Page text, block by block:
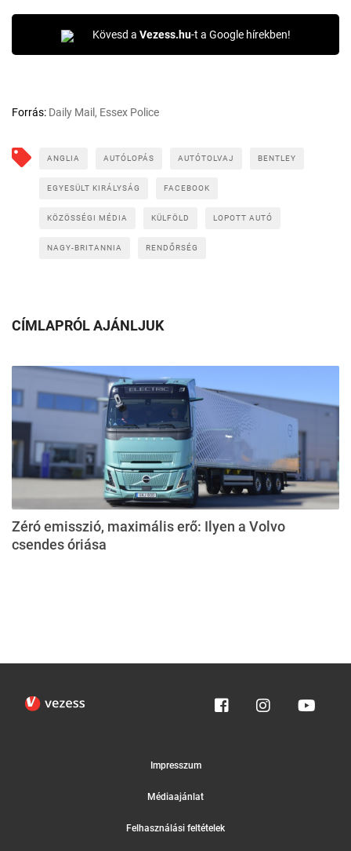
Kövesd a Vezess.hu-t a Google hírekben!
Forrás: Daily Mail, Essex Police
ANGLIA AUTÓLOPÁS AUTÓTOLVAJ BENTLEY
EGYESÜLT KIRÁLYSÁG FACEBOOK
KÖZÖSSÉGI MÉDIA KÜLFÖLD LOPOTT AUTÓ
NAGY-BRITANNIA RENDŐRSÉG
CÍMLAPRÓL AJÁNLJUK
Zéró emisszió, maximális erő: Ilyen a Volvo
csendes óriása
Impresszum
Médiaajánlat
Felhasználási feltételek